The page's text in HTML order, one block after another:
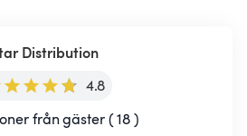
Distribution
4.8
från gäster ( 18 )